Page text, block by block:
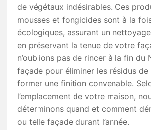
de végétaux indésirables. Ces
mousses et fongicides sont à la
écologiques, assurant un
en préservant la tenue de votre
n’oublions pas de rincer à la fin du
façade pour éliminer les résidus
former une finition convenable.
l’emplacement de votre maison,
déterminons quand et comment
ou telle façade durant l’année.